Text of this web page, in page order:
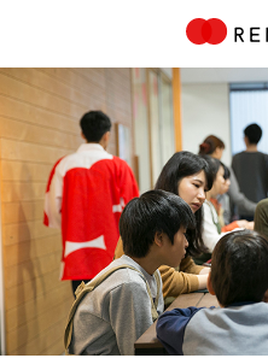
NEWS
ABOUT
CONTENTS